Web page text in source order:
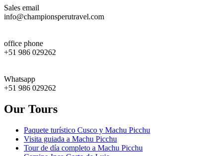
Sales email
info@championsperutravel.com
office phone
+51 986 029262
Whatsapp
+51 986 029262
Our Tours
Paquete turístico Cusco y Machu Picchu
Visita guiada a Machu Picchu
Tour de día completo a Machu Picchu